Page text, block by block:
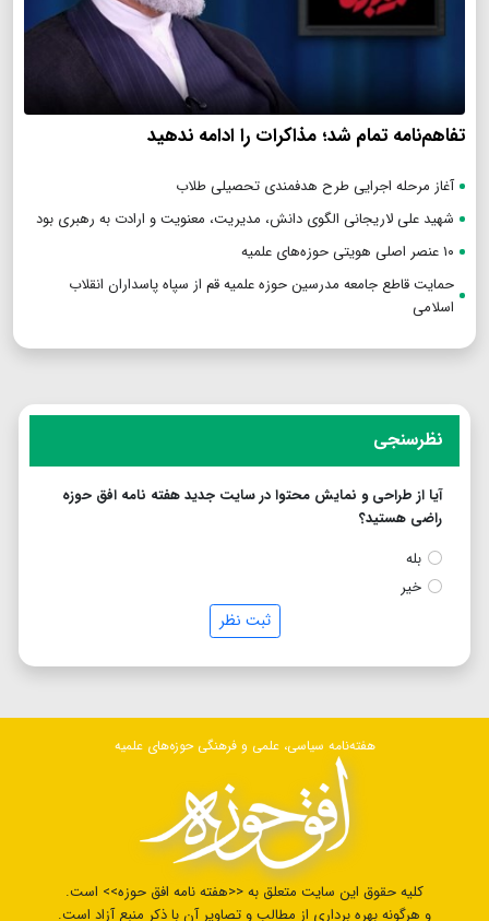
تفاهم‌نامه تمام شد؛ مذاکرات را ادامه ندهید
آغاز مرحله اجرایی طرح هدفمندی تحصیلی طلاب
شهید علی لاریجانی الگوی دانش، مدیریت، معنویت و ارادت به رهبری بود
۱۰ عنصر اصلی هویتی حوزه‌های علمیه
حمایت قاطع جامعه مدرسین حوزه علمیه قم از سپاه پاسداران انقلاب
اسلامی
نظرسنجی
آیا از طراحی و نمایش محتوا در سایت جدید هفته نامه افق حوزه
راضی هستید؟
بله
خیر
ثبت نظر
هفته‌نامه سیاسی، علمی و فرهنگی حوزه‌های علمیه
کلیه حقوق این سایت متعلق به <<هفته نامه افق حوزه>> است.
و هرگونه بهره برداری از مطالب و تصاویر آن با ذکر منبع آزاد است.